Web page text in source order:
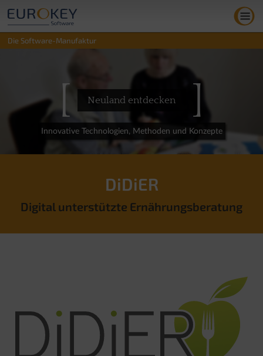
Inhalt
springen
Die Software-Manufaktur
[ Neuland entdecken ]
Innovative Technologien, Methoden und Konzepte
DiDiER
Digital unterstützte Ernährungsberatung